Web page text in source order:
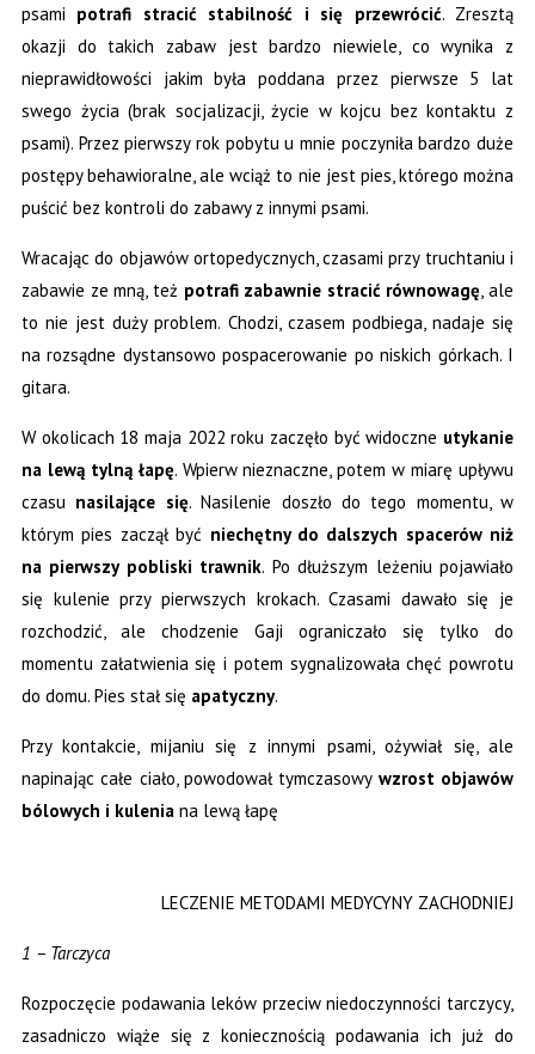
psami potrafi stracić stabilność i się przewrócić. Zresztą
okazji do takich zabaw jest bardzo niewiele, co wynika z
nieprawidłowości jakim była poddana przez pierwsze 5 lat
swego życia (brak socjalizacji, życie w kojcu bez kontaktu z
psami). Przez pierwszy rok pobytu u mnie poczyniła bardzo duże
postępy behawioralne, ale wciąż to nie jest pies, którego można
puścić bez kontroli do zabawy z innymi psami.
Wracając do objawów ortopedycznych, czasami przy truchtaniu i
zabawie ze mną, też potrafi zabawnie stracić równowagę , ale
to nie jest duży problem. Chodzi, czasem podbiega, nadaje się
na rozsądne dystansowo pospacerowanie po niskich górkach. I
gitara.
W okolicach 18 maja 2022 roku zaczęło być widoczne utykanie
na lewą tylną łapę. Wpierw nieznaczne, potem w miarę upływu
czasu nasilające się. Nasilenie doszło do tego momentu, w
którym pies zaczął być niechętny do dalszych spacerów niż
na pierwszy pobliski trawnik. Po dłuższym leżeniu pojawiało
się kulenie przy pierwszych krokach. Czasami dawało się je
rozchodzić, ale chodzenie Gaji ograniczało się tylko do
momentu załatwienia się i potem sygnalizowała chęć powrotu
do domu. Pies stał się apatyczny.
Przy kontakcie, mijaniu się z innymi psami, ożywiał się, ale
napinając całe ciało, powodował tymczasowy wzrost objawów
bólowych i kulenia na lewą łapę
LECZENIE METODAMI MEDYCYNY ZACHODNIEJ
1 – Tarczyca
Rozpoczęcie podawania leków przeciw niedoczynności tarczycy,
zasadniczo wiąże się z koniecznością podawania ich już do